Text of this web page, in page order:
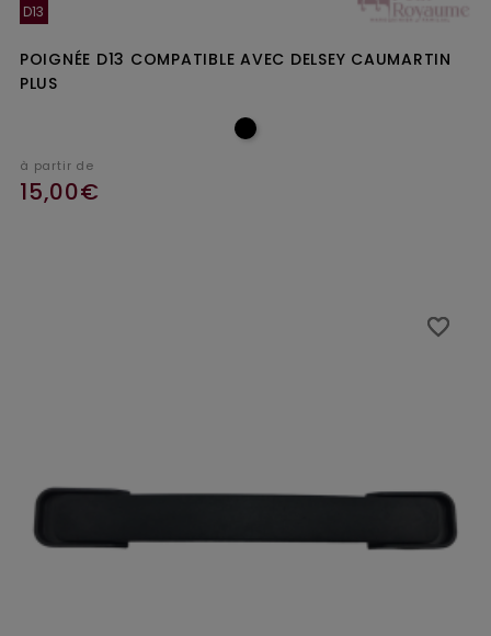
D13
POIGNÉE D13 COMPATIBLE AVEC DELSEY CAUMARTIN
PLUS
à partir de
15,00€
favorite_border
favorite_border